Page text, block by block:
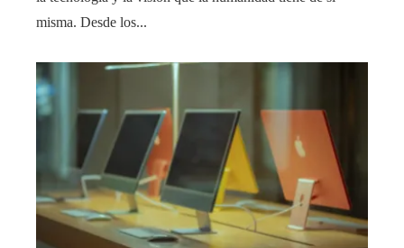
misma. Desde los...